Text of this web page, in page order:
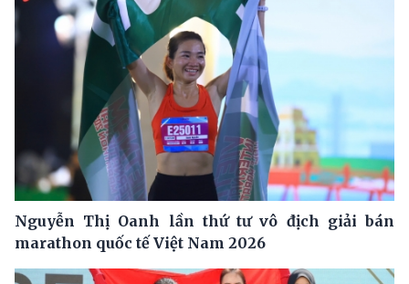
Nguyễn Thị Oanh lần thứ tư vô địch giải bán
marathon quốc tế Việt Nam 2026